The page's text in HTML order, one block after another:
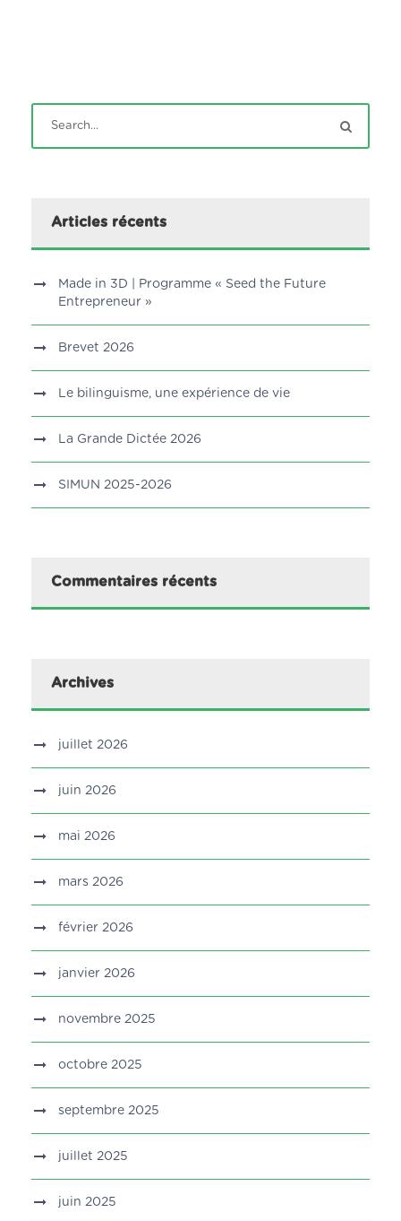
Articles récents
Made in 3D | Programme « Seed the Future
Entrepreneur »
Brevet 2026
Le bilinguisme, une expérience de vie
La Grande Dictée 2026
SIMUN 2025-2026
Commentaires récents
Archives
juillet 2026
juin 2026
mai 2026
mars 2026
février 2026
janvier 2026
novembre 2025
octobre 2025
septembre 2025
juillet 2025
juin 2025